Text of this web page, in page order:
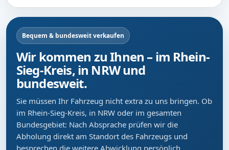
Bequem & bundesweit verkaufen
Wir kommen zu Ihnen – im Rhein-
Sieg-Kreis, in NRW und
bundesweit.
Sie müssen Ihr Fahrzeug nicht extra zu uns bringen. Ob
im Rhein-Sieg-Kreis, in NRW oder im gesamten
Bundesgebiet: Nach Absprache prüfen wir die
Abholung direkt am Standort des Fahrzeugs und
besprechen die weitere Abwicklung persönlich.